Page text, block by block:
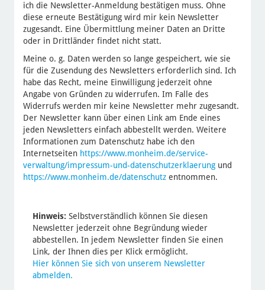
ich die Newsletter-Anmeldung bestätigen muss. Ohne
diese erneute Bestätigung wird mir kein Newsletter
zugesandt. Eine Übermittlung meiner Daten an Dritte
oder in Drittländer findet nicht statt.
Meine o. g. Daten werden so lange gespeichert, wie sie
für die Zusendung des Newsletters erforderlich sind. Ich
habe das Recht, meine Einwilligung jederzeit ohne
Angabe von Gründen zu widerrufen. Im Falle des
Widerrufs werden mir keine Newsletter mehr zugesandt.
Der Newsletter kann über einen Link am Ende eines
jeden Newsletters einfach abbestellt werden. Weitere
Informationen zum Datenschutz habe ich den
Internetseiten https://www.monheim.de/service-
verwaltung/impressum-und-datenschutzerklaerungund
https://www.monheim.de/datenschutzentnommen.
Hinweis: Selbstverständlich können Sie diesen
Newsletter jederzeit ohne Begründung wieder
abbestellen. In jedem Newsletter finden Sie einen
Link, der Ihnen dies per Klick ermöglicht.
Hier können Sie sich von unserem Newsletter
abmelden.